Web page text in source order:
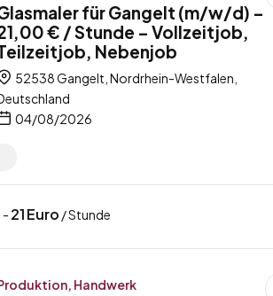
für Gangelt (m/w/d) –
€ / Stunde – Vollzeitjob,
Nebenjob
52538 Gangelt, Nordrhein-Westfalen,
04/08/2026
- 21Euro / Stunde
Handwerk